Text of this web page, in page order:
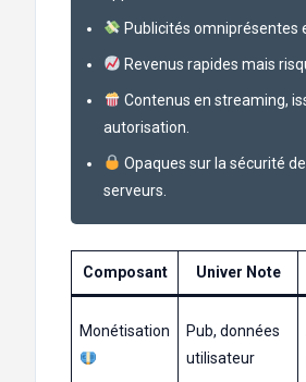
Publicités omniprésentes
Revenus rapides mais
Contenus en streaming,
autorisation.
Opaques sur la sécurité
serveurs.
Composant Univer Note
Monétisation
Pub, données
utilisateur